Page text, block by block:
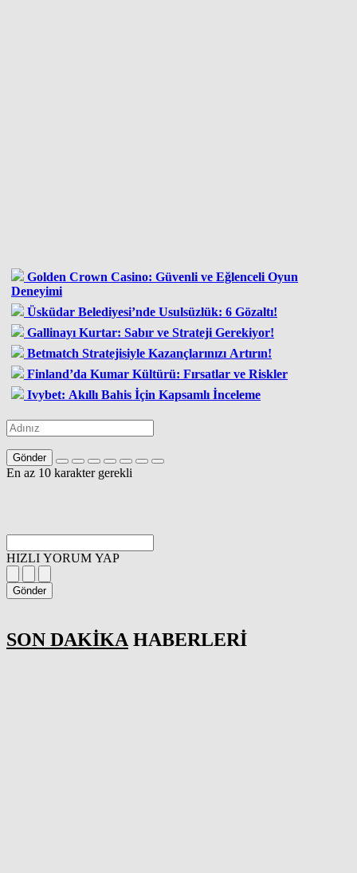
Golden Crown Casino: Güvenli ve Eğlenceli Oyun
Deneyimi
Üsküdar Belediyesi’nde Usulsüzlük: 6 Gözaltı!
Gallinayı Kurtar: Sabır ve Strateji Gerekiyor!
Betmatch Stratejisiyle Kazançlarınızı Artırın!
Finland’da Kumar Kültürü: Fırsatlar ve Riskler
Ivybet: Akıllı Bahis İçin Kapsamlı İnceleme
Gönder
En az 10 karakter gerekli
HIZLI YORUM YAP
Gönder
SON DAKİKA HABERLERİ